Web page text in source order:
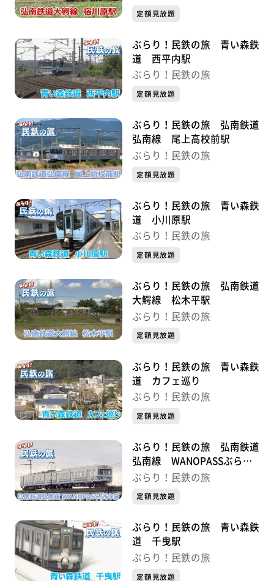
定額見放題
ぶらり！民鉄の旅 青い森鉄
道 西平内駅
ぶらり！民鉄の旅
定額見放題
ぶらり！民鉄の旅 弘南鉄道
弘南線 尾上高校前駅
ぶらり！民鉄の旅
定額見放題
ぶらり！民鉄の旅 青い森鉄
道 小川原駅
ぶらり！民鉄の旅
定額見放題
ぶらり！民鉄の旅 弘南鉄道
大鰐線 松木平駅
ぶらり！民鉄の旅
定額見放題
ぶらり！民鉄の旅 青い森鉄
道 カフェ巡り
ぶらり！民鉄の旅
定額見放題
ぶらり！民鉄の旅 弘南鉄道
弘南線 WANOPASSぶらり
旅
ぶらり！民鉄の旅
定額見放題
ぶらり！民鉄の旅 青い森鉄
道 千曳駅
ぶらり！民鉄の旅
定額見放題